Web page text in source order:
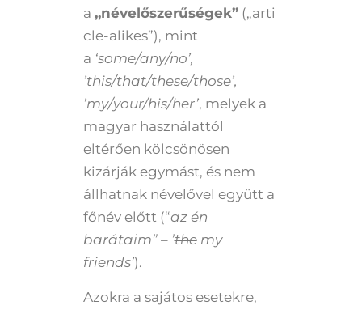
a „névelőszerűségek”(„arti
cle-alikes”), mint
a ‘some/any/no’,
’this/that/these/those’,
’my/your/his/her’, melyek a
magyar használattól
eltérően kölcsönösen
kizárják egymást, és nem
állhatnak névelővel együtt a
főnév előtt (“az én
barátaim” – ’themy
friends’).
Azokra a sajátos esetekre,